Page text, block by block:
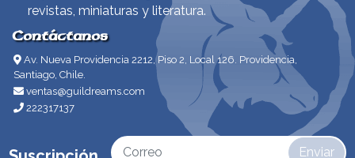
revistas, miniaturas y literatura.
Contáctanos
Av. Nueva Providencia 2212, Piso 2, Local 126. Providencia,
Santiago, Chile.
ventas@guildreams.com
222317137
Enviar